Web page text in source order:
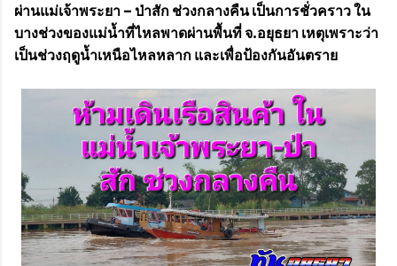
ผ่านแม่เจ้าพระยา – ป่าสัก ช่วงกลางคืน เป็นการชั่วคราว ใน
บางช่วงของแม่น้ำที่ไหลพาดผ่านพื้นที่ จ.อยุธยา เหตุเพราะว่า
เป็นช่วงฤดูน้ำเหนือไหลหลาก และเพื่อป้องกันอันตราย